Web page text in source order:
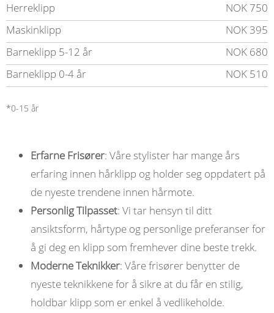
Herreklipp
NOK 750
Maskinklipp
NOK 395
Barneklipp 5-12 år
NOK 680
Barneklipp 0-4 år
NOK 510
*0-15 år
Erfarne Frisører: Våre stylister har mange års
erfaring innen hårklipp og holder seg oppdatert på
de nyeste trendene innen hårmote.
Personlig Tilpasset: Vi tar hensyn til ditt
ansiktsform, hårtype og personlige preferanser for
å gi deg en klipp som fremhever dine beste trekk.
Moderne Teknikker: Våre frisører benytter de
nyeste teknikkene for å sikre at du får en stilig,
holdbar klipp som er enkel å vedlikeholde.